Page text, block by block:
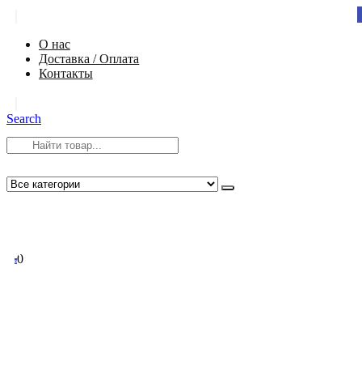
О нас
Доставка / Оплата
Контакты
Search
00